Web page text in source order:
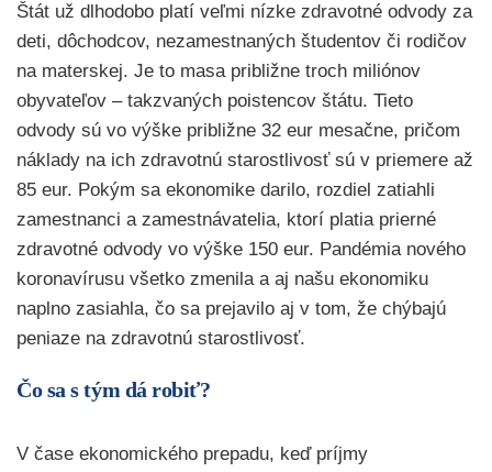
Štát už dlhodobo platí veľmi nízke zdravotné odvody za
deti, dôchodcov, nezamestnaných študentov či rodičov
na materskej. Je to masa približne troch miliónov
obyvateľov – takzvaných poistencov štátu. Tieto
odvody sú vo výške približne 32 eur mesačne, pričom
náklady na ich zdravotnú starostlivosť sú v priemere až
85 eur. Pokým sa ekonomike darilo, rozdiel zatiahli
zamestnanci a zamestnávatelia, ktorí platia prierné
zdravotné odvody vo výške 150 eur. Pandémia nového
koronavírusu všetko zmenila a aj našu ekonomiku
naplno zasiahla, čo sa prejavilo aj v tom, že chýbajú
peniaze na zdravotnú starostlivosť.
Čo sa s tým dá robiť?
V čase ekonomického prepadu, keď príjmy